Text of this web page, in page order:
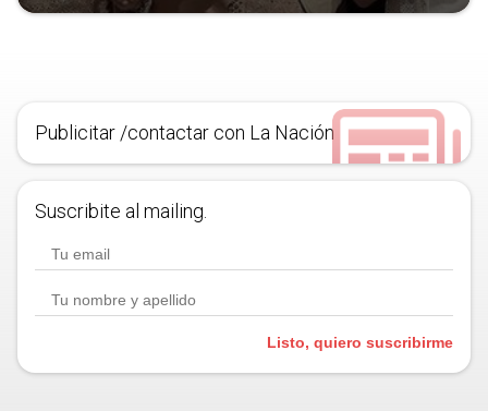
Publicitar /contactar con La Nación
Suscribite al mailing.
Listo, quiero suscribirme